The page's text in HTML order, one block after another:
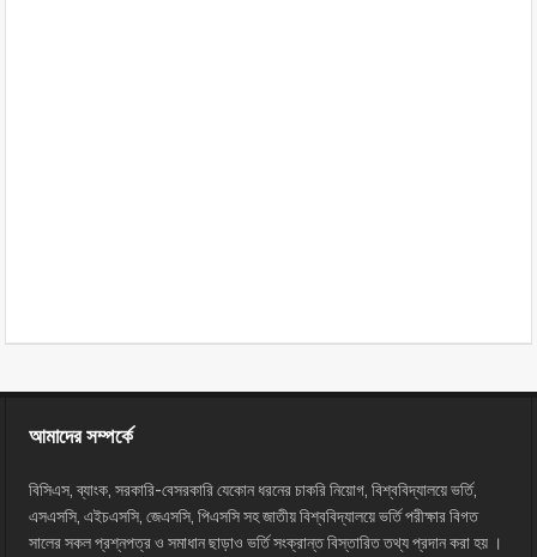
আমাদের সম্পর্কে
বিসিএস, ব্যাংক, সরকারি-বেসরকারি যেকোন ধরনের চাকরি নিয়োগ, বিশ্ববিদ্যালয়ে ভর্তি,
এসএসসি, এইচএসসি, জেএসসি, পিএসসি সহ জাতীয় বিশ্ববিদ্যালয়ে ভর্তি পরীক্ষার বিগত
সালের সকল প্রশ্নপত্র ও সমাধান ছাড়াও ভর্তি সংক্রান্ত বিস্তারিত তথ্য প্রদান করা হয় ।